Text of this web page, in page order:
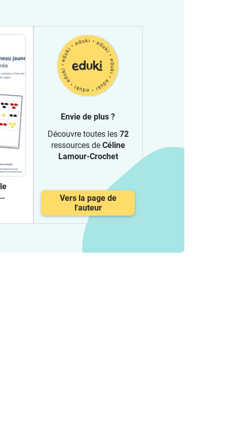
Envie de plus ?
Découvre toutes les 72
ressources de Céline
Lamour-Crochet
Vers la page de
l'auteur